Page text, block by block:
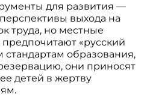
для развития —
выхода на
труда, но местные
«русский
образования,
они приносят
детей в жертву